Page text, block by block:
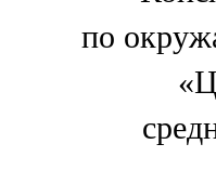
по